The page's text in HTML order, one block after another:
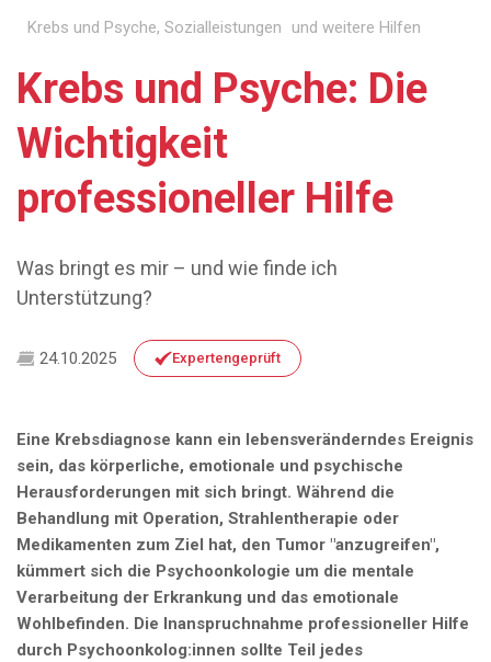
Krebs und Psyche, Sozialleistungen und weitere Hilfen
Krebs und Psyche: Die
Wichtigkeit
professioneller Hilfe
Was bringt es mir – und wie finde ich
Unterstützung?
24.10.2025 Expertengeprüft
Eine Krebsdiagnose kann ein lebensveränderndes Ereignis
sein, das körperliche, emotionale und psychische
Herausforderungen mit sich bringt. Während die
Behandlung mit Operation, Strahlentherapie oder
Medikamenten zum Ziel hat, den Tumor "anzugreifen",
kümmert sich die Psychoonkologie um die mentale
Verarbeitung der Erkrankung und das emotionale
Wohlbefinden. Die Inanspruchnahme professioneller Hilfe
durch Psychoonkolog:innen sollte Teil jedes